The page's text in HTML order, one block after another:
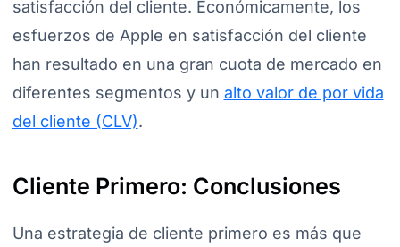
satisfacción del cliente. Económicamente, los
esfuerzos de Apple en satisfacción del cliente
han resultado en una gran cuota de mercado en
diferentes segmentos y un alto valor de por vida
del cliente (CLV).
Cliente Primero: Conclusiones
Una estrategia de cliente primero es más que